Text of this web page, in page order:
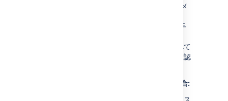
Jira ステータスの ID は "jira.status.id" メ
す。そのため、XML でワークフローを手
にインポートする前に、参照されるすべて
の外部エンティティが存在することを確認
システム間でワークフローをコピーする場合:
条件、バリデータ、事後操作は、あるシス